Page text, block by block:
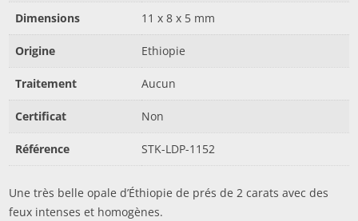
Dimensions 11 x 8 x 5 mm
Origine Ethiopie
Traitement Aucun
Certificat Non
Référence STK-LDP-1152
Une très belle opale d’Éthiopie de prés de 2 carats avec des
feux intenses et homogènes.